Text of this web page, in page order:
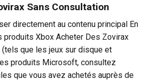
Sans Consultation
directement au contenu principal En
produits Xbox Acheter Des Zovirax
que les jeux sur disque et
produits Microsoft, consultez
que vous avez achetés auprès de